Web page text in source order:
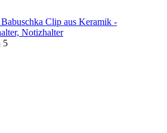
Clip aus Keramik -
Notizhalter
5